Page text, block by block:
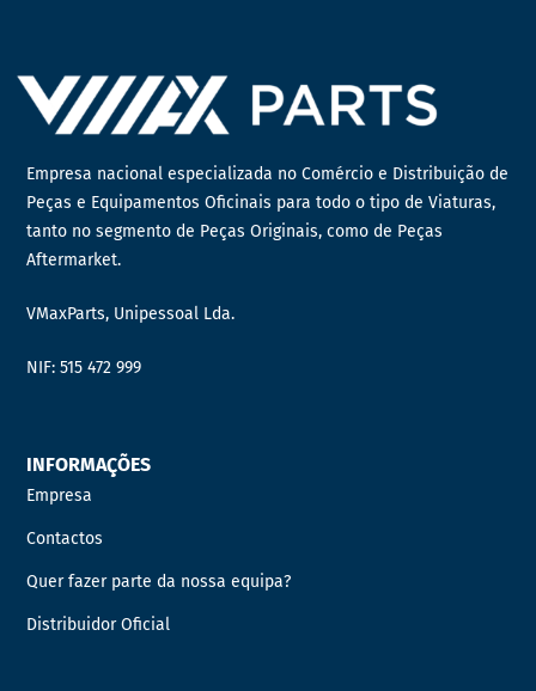
Empresa nacional especializada no Comércio e Distribuição de
Peças e Equipamentos Oficinais para todo o tipo de Viaturas,
tanto no segmento de Peças Originais, como de Peças
Aftermarket.
VMaxParts, Unipessoal Lda.
NIF: 515 472 999
INFORMAÇÕES
Empresa
Contactos
Quer fazer parte da nossa equipa?
Distribuidor Oficial